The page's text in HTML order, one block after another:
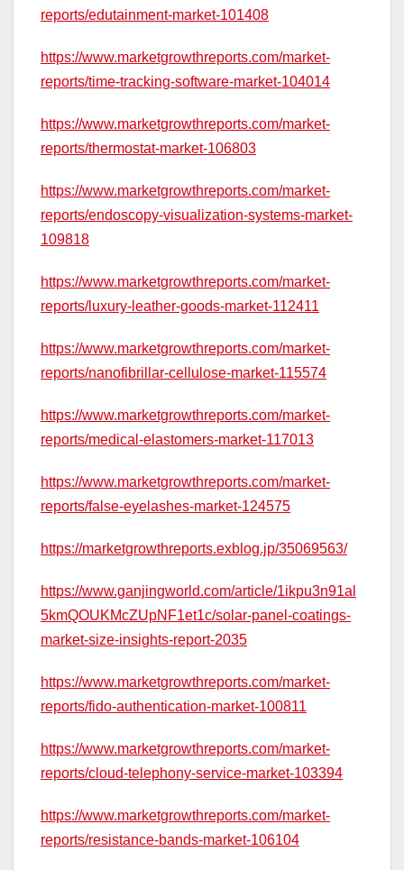
reports/edutainment-market-101408
https://www.marketgrowthreports.com/market-
reports/time-tracking-software-market-104014
https://www.marketgrowthreports.com/market-
reports/thermostat-market-106803
https://www.marketgrowthreports.com/market-
reports/endoscopy-visualization-systems-market-
109818
https://www.marketgrowthreports.com/market-
reports/luxury-leather-goods-market-112411
https://www.marketgrowthreports.com/market-
reports/nanofibrillar-cellulose-market-115574
https://www.marketgrowthreports.com/market-
reports/medical-elastomers-market-117013
https://www.marketgrowthreports.com/market-
reports/false-eyelashes-market-124575
https://marketgrowthreports.exblog.jp/35069563/
https://www.ganjingworld.com/article/1ikpu3n91al
5kmQOUKMcZUpNF1et1c/solar-panel-coatings-
market-size-insights-report-2035
https://www.marketgrowthreports.com/market-
reports/fido-authentication-market-100811
https://www.marketgrowthreports.com/market-
reports/cloud-telephony-service-market-103394
https://www.marketgrowthreports.com/market-
reports/resistance-bands-market-106104